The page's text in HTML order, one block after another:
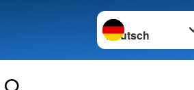
Sprache wechseln zu